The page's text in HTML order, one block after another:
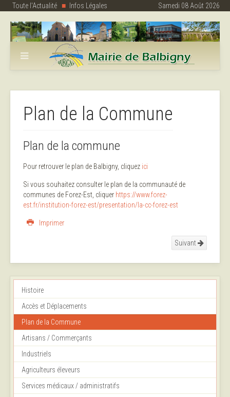
Toute l'Actualité Infos Légales Samedi 08 Août 2026
Plan de la Commune
Plan de la commune
Pour retrouver le plan de Balbigny, cliquez ici
Si vous souhaitez consulter le plan de la communauté de
communes de Forez-Est, cliquer https://www.forez-
est.fr/institution-forez-est/presentation/la-cc-forez-est
Imprimer
Suivant
Histoire
Accès et Déplacements
Plan de la Commune
Artisans / Commerçants
Industriels
Agriculteurs éleveurs
Services médicaux / administratifs